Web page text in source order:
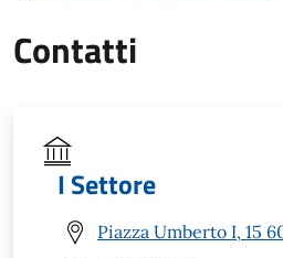
Contatti
I Settore
Piazza Umberto I, 15